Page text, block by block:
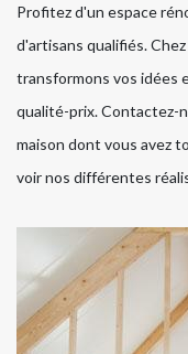
Profitez d'un espace
d'artisans qualifiés.
transformons vos idées
qualité-prix. Contactez-
maison dont vous avez
voir nos différentes